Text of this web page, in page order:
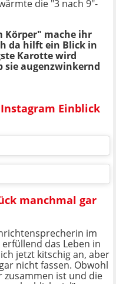
die "3 nach 9"-
Körper" mache ihr
da hilft ein Blick in
Karotte wird
sie augenzwinkernd
Einblick
manchmal gar
im
das Leben in
jetzt kitschig an, aber
nicht fassen. Obwohl
zusammen ist und die